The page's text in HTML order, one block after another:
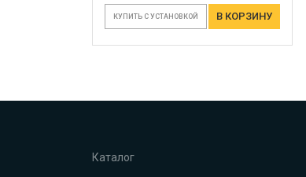
КУПИТЬ С УСТАНОВКОЙ В КОРЗИНУ
Каталог